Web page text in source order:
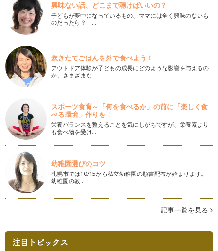
むくみバイバイ美脚になるマスターストレッチ
多くの女性が悩むむくみ。 産前産後はもちろん、切っても切
れないのがむくみですね。 …
マスターストレッチで背面を伸ばそう
産前はお腹の赤ちゃんをかばうように、 …
他では教えてくれない産前産後の自転車にまつわる話
ボディコンシェルジュMariです。 今回はコアの引き締めエク
ササイズについて書くつ…
コアを引き締めよう
前回は「コア」とはなにかというお話と誰でも簡単に出来るコ
アの鍛え方を書かせて頂きました。 …
コアって？
ちまたでよく聞く「コア」ってなんでしょう？ 便利なウィキ
ペデ…
ピラティスとヨガの違いって？
ピラティスとヨガの違いって？ 実はこれが一番多い質問なん
前回腰椎のことでお話ししたのですが、スパインタイプは腰椎
の可動域だけに違いが出るわけではあ…
興味ない話、どこまで聴けばいいの？
子どもが夢中になっているもの、ママには全く興味のないも
のだったら？ …
炊きたてごはんを外で食べよう！
アウトドア体験が子どもの成長にどのような影響を与えるの
か、さまざまな…
スポーツ食育～「何を食べるか」の前に「楽しく食
べる環境」作りを！
栄養バランスを整えることを気にしがちですが、栄養素より
も食べ物を受け…
幼稚園選びのコツ
札幌市では10/15から私立幼稚園の願書配布が始まります。
幼稚園の教…
記事一覧を見る